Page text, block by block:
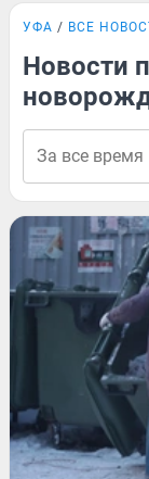
УФА ВСЕ
Новости